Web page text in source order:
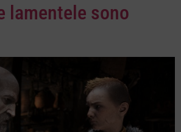
lamentele sono